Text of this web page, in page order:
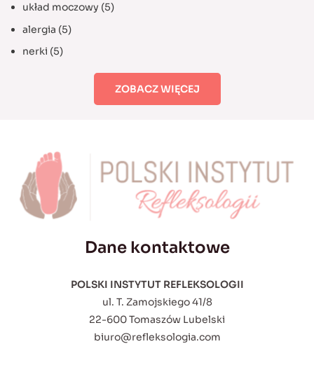
układ moczowy (5)
alergia (5)
nerki (5)
ZOBACZ WIĘCEJ
Dane kontaktowe
POLSKI INSTYTUT REFLEKSOLOGII
ul. T. Zamojskiego 41/8
22-600 Tomaszów Lubelski
biuro@refleksologia.com